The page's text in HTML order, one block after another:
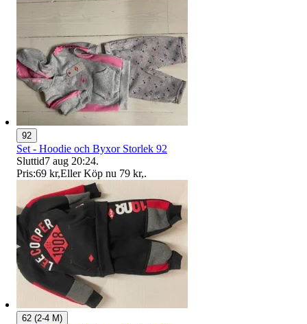
92
Set - Hoodie och Byxor Storlek 92
Sluttid7 aug 20:24.
Pris:69 kr,Eller Köp nu 79 kr,.
62 (2-4 M)